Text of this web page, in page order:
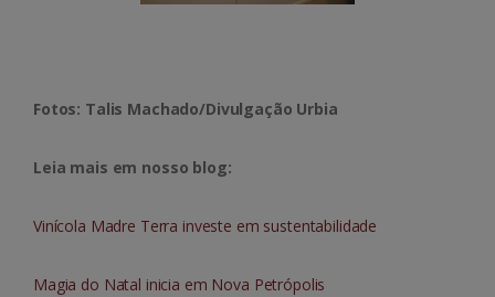
Fotos: Talis Machado/Divulgação Urbia
Leia mais em nosso blog:
Vinícola Madre Terra investe em sustentabilidade
Magia do Natal inicia em Nova Petrópolis